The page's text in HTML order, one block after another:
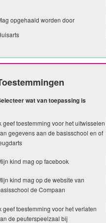
opgehaald worden door
wat van toepassing is
geef toestemming voor het uitwisselen
gegevens aan de basisschool en of
kind mag op facebook
kind mag op de website van
de Compaan
geef toestemming voor het verlaten
de peuterspeelzaal bij